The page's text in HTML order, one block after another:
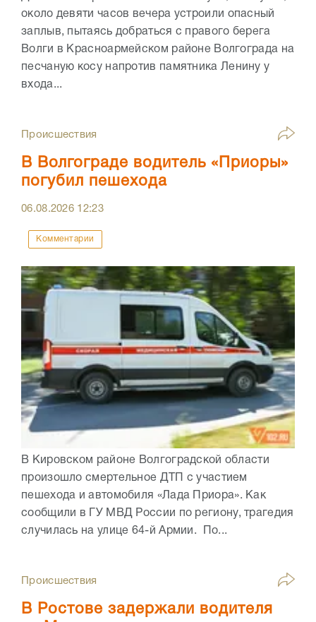
около девяти часов вечера устроили опасный
заплыв, пытаясь добраться с правого берега
Волги в Красноармейском районе Волгограда на
песчаную косу напротив памятника Ленину у
входа...
Происшествия
В Волгограде водитель «Приоры»
погубил пешехода
06.08.2026 12:23
Комментарии
В Кировском районе Волгоградской области
произошло смертельное ДТП с участием
пешехода и автомобиля «Лада Приора». Как
сообщили в ГУ МВД России по региону, трагедия
случилась на улице 64-й Армии. По...
Происшествия
В Ростове задержали водителя